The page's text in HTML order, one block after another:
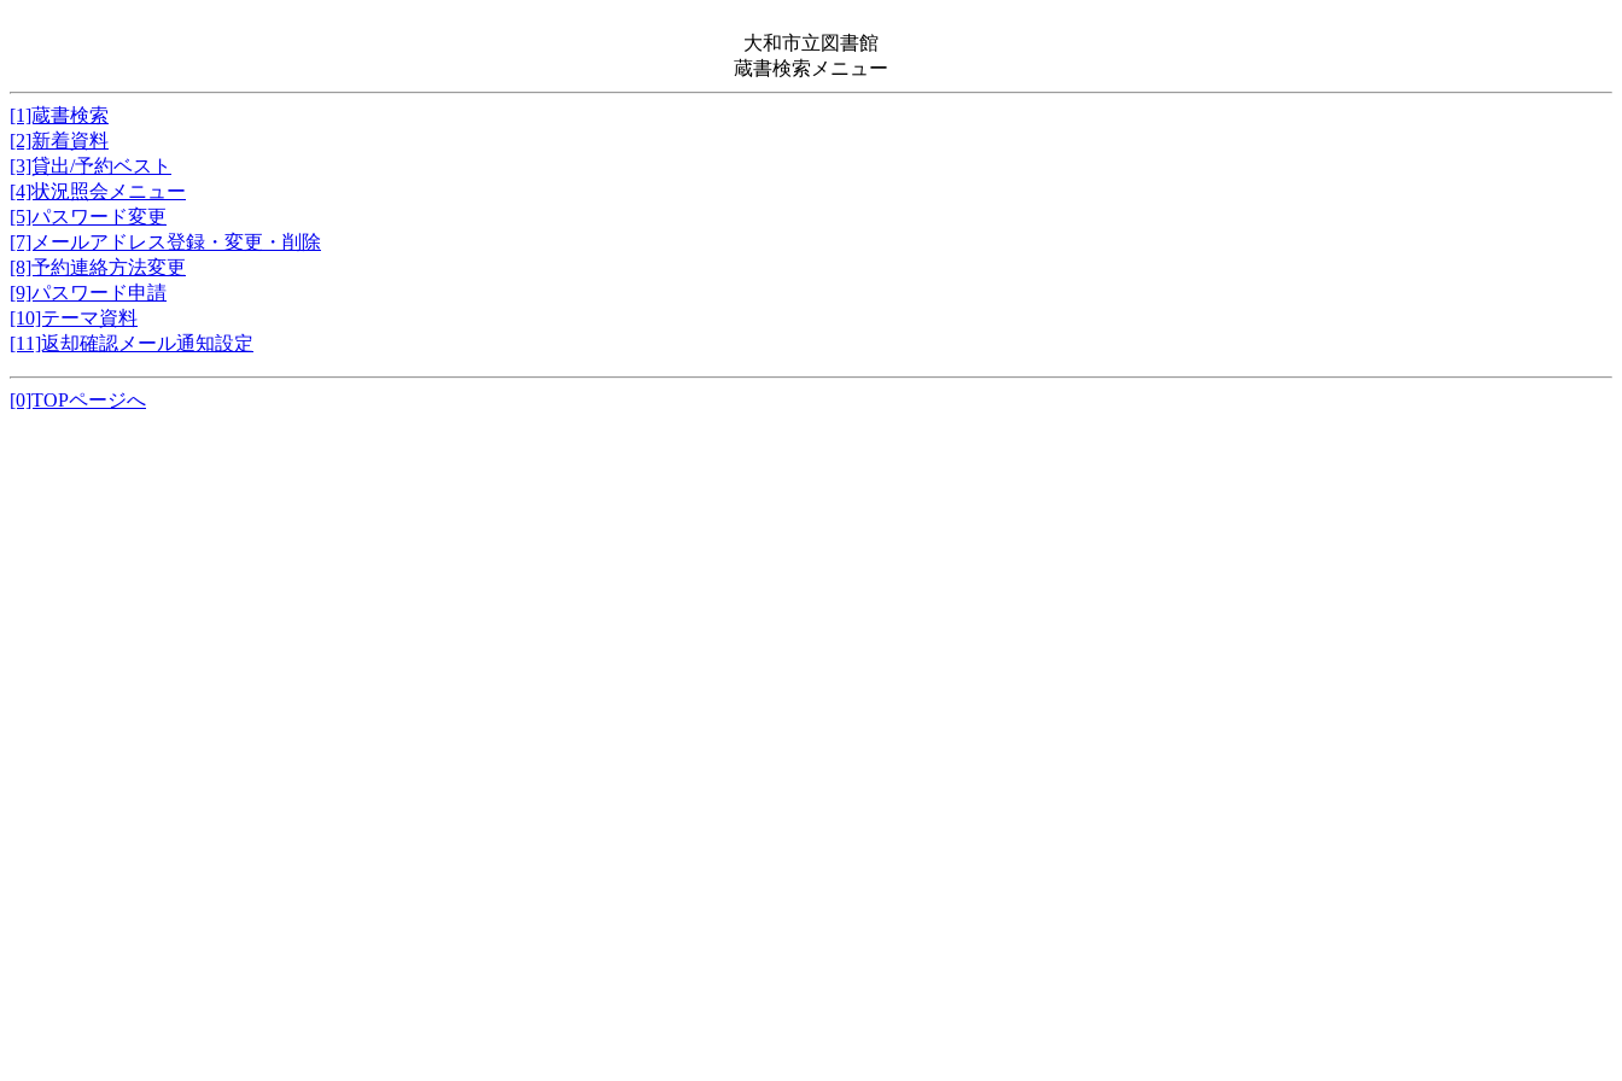
大和市立図書館
蔵書検索メニュー
[1]蔵書検索
[2]新着資料
[3]貸出/予約ベスト
[4]状況照会メニュー
[5]パスワード変更
[7]メールアドレス登録・変更・削除
[8]予約連絡方法変更
[9]パスワード申請
[10]テーマ資料
[11]返却確認メール通知設定
[0]TOPページへ